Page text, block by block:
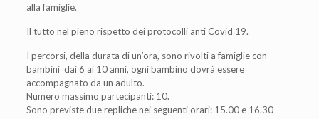
alla famiglie.
Il tutto nel pieno rispetto dei protocolli anti Covid 19.
I percorsi, della durata di un’ora, sono rivolti a famiglie con
bambini dai 6 ai 10 anni, ogni bambino dovrà essere
accompagnato da un adulto.
Numero massimo partecipanti: 10.
Sono previste due repliche nei seguenti orari: 15.00 e 16.30